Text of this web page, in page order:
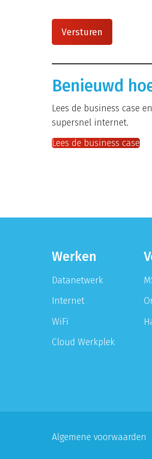
Benieuwd
Lees de business case
supersnel internet.
Lees de business case
Werken
Datanetwerk
Internet
WiFi
Cloud Werkplek
Algemene voorwaarden